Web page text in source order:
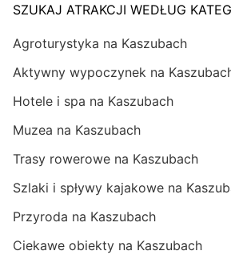
SZUKAJ ATRAKCJI WEDŁUG
Agroturystyka na Kaszubach
Aktywny wypoczynek na
Hotele i spa na Kaszubach
Muzea na Kaszubach
Trasy rowerowe na Kaszubach
Szlaki i spływy kajakowe na
Przyroda na Kaszubach
Ciekawe obiekty na Kaszubach